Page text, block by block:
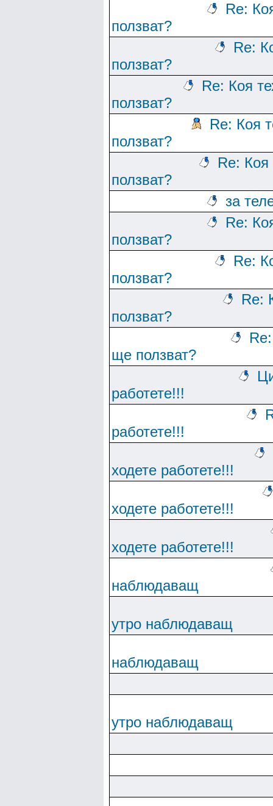
Re:
ползват?
Re:
ползват?
Re: Коя
ползват?
Re: Коя
ползват?
Re: Коя
ползват?
за
Re:
ползват?
Re:
ползват?
Re:
ползват?
ще ползват?
работете!!!
работете!!!
ходете работете!!!
ходете работете!!!
ходете работете!!!
наблюдаващ
утро наблюдаващ
наблюдаващ
утро наблюдаващ